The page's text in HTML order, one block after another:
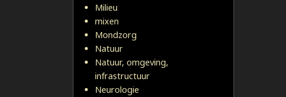
Milieu
mixen
Mondzorg
Natuur
Natuur, omgeving,
infrastructuur
Neurologie